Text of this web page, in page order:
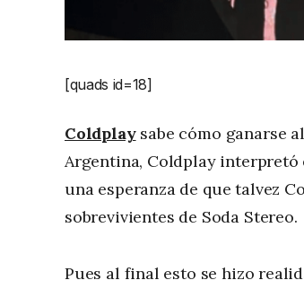
[quads id=18]
Coldplaysabe cómo ganarse
Argentina, Coldplay interpretó
una esperanza de que talvez
sobrevivientes de Soda Stereo.
Pues al final esto se hizo